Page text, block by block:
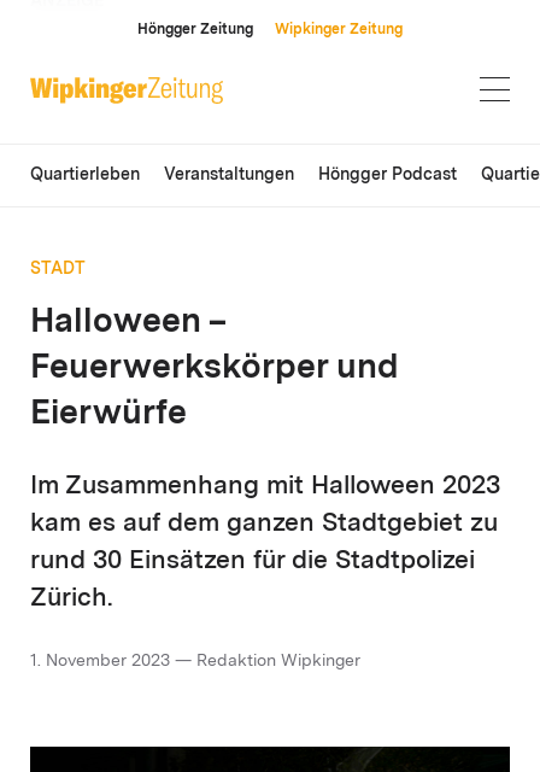
Höngger Zeitung Wipkinger Zeitung
Quartierleben Veranstaltungen Höngger Podcast
STADT
Halloween –
Feuerwerkskörper und
Eierwürfe
Im Zusammenhang mit Halloween 2023
kam es auf dem ganzen Stadtgebiet zu
rund 30 Einsätzen für die Stadtpolizei
Zürich.
1. November 2023 — Redaktion Wipkinger